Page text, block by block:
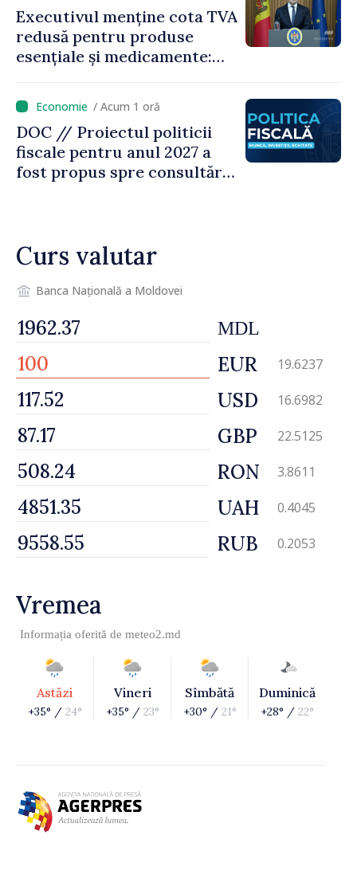
Executivul menține cota TVA
redusă pentru produse
esențiale și medicamente:
pe seama consumului de
bază al oamenilor”
/ Acum 1 oră
DOC // Proiectul politicii
fiscale pentru anul 2027 a
fost propus spre consultări
Curs valutar
Banca Națională a Moldovei
MDL
EUR 19.6237
USD 16.6982
GBP 22.5125
RON 3.8611
UAH 0.4045
RUB 0.2053
Vremea
Informația oferită de meteo2.md
Astăzi
+35° / 24°
Vineri
+35° / 23°
Sîmbătă
+30° / 21°
Duminică
+28° / 22°